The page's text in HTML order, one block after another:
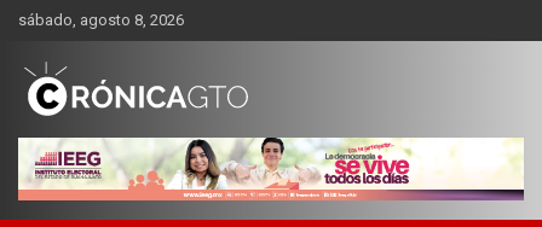
Saltar
contenido
sábado, agosto 8, 2026
CRONICA GUANAJUATO